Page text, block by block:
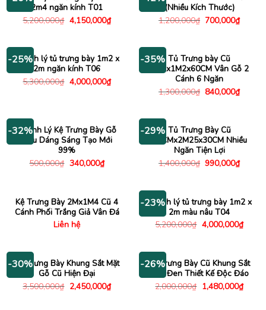
2m4 ngăn kính T01
5,200,000₫ Giá
gốc
4,150,000₫Giá
hiện
4,150,000₫.
(Nhiều Kích Thước)
1,200,000₫ Giá
700,000₫Giá
hiện
-25%
Thanh lý tủ trưng bày 1m2 x
2m ngăn kính T06
5,300,000₫ Giá
gốc
4,000,000₫Giá
hiện
-35% Tủ Trưng bày Cũ
1M2x1M2x60CM Vân Gỗ 2
Cánh 6 Ngăn
1,300,000₫ Giá
840,000₫Giá
hiện
-32%
Thanh Lý Kệ Trưng Bày Gỗ
Kiểu Dáng Sáng Tạo Mới
99%
500,000₫ Giá
340,000₫Giá
hiện
340,000₫.
-29% Tủ Trưng Bày Cũ
55CMx2M25x30CM Nhiều
Ngăn Tiện Lợi
1,400,000₫ Giá
990,000₫Giá
hiện
Kệ Trưng Bày 2Mx1M4 Cũ 4
Cánh Phối Trắng Giả Vân Đá
Liên hệ
-23%
Thanh lý tủ trưng bày 1m2 x
2m màu nâu T04
5,200,000₫ Giá
gốc
4,000,000₫Giá
hiện
-30%
Kệ Trưng Bày Khung Sắt Mặt
Gỗ Cũ Hiện Đại
3,500,000₫ Giá
gốc
2,450,000₫Giá
hiện
-26%
Kệ Trưng Bày Cũ Khung Sắt
Sơn Đen Thiết Kế Độc Đáo
2,000,000₫ Giá
gốc
1,480,000₫Giá
hiện